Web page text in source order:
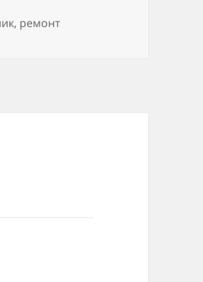
, ремонт